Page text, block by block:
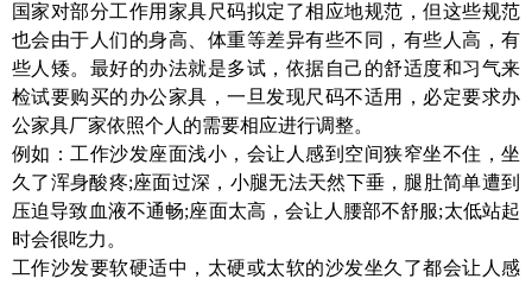
国家对部分工作用家具尺码拟定了相应地规范，但这些规范
也会由于人们的身高、体重等差异有些不同，有些人高，有
些人矮。最好的办法就是多试，依据自己的舒适度和习气来
检试要购买的办公家具，一旦发现尺码不适用，必定要求办
公家具厂家依照个人的需要相应进行调整。
例如：工作沙发座面浅小，会让人感到空间狭窄坐不住，坐
久了浑身酸疼;座面过深，小腿无法天然下垂，腿肚简单遭到
压迫导致血液不通畅;座面太高，会让人腰部不舒服;太低站起
时会很吃力。
工作沙发要软硬适中，太硬或太软的沙发坐久了都会让人感